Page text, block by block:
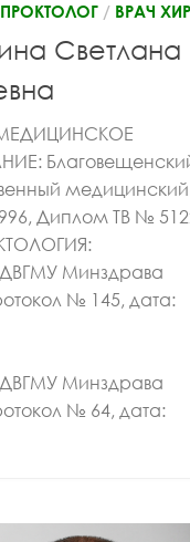
/ ВРАЧ
Светлана
медицинский
Диплом ТВ №
Минздрава
№ 145, дата:
Минздрава
№ 64, дата: